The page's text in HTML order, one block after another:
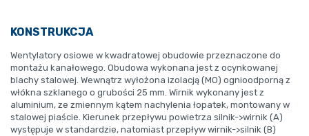
KONSTRUKCJA
Wentylatory osiowe w kwadratowej obudowie przeznaczone do
montażu kanałowego. Obudowa wykonana jest z ocynkowanej
blachy stalowej. Wewnątrz wyłożona izolacją (MO) ognioodporną z
włókna szklanego o grubości 25 mm. Wirnik wykonany jest z
aluminium, ze zmiennym kątem nachylenia łopatek, montowany w
stalowej piaście. Kierunek przepływu powietrza silnik->wirnik (A)
występuje w standardzie, natomiast przepływ wirnik->silnik (B)